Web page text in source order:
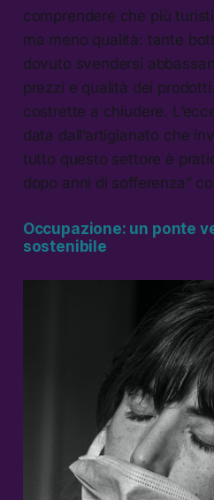
comprendere che più
ma meno qualità: tante
dovuto svendersi
prezzi e qualità dei
costrette a chiudere.
data dall’artigianato che
tutto questo settore è
dopo anni di sofferenza”
Occupazione: un ponte
sostenibile